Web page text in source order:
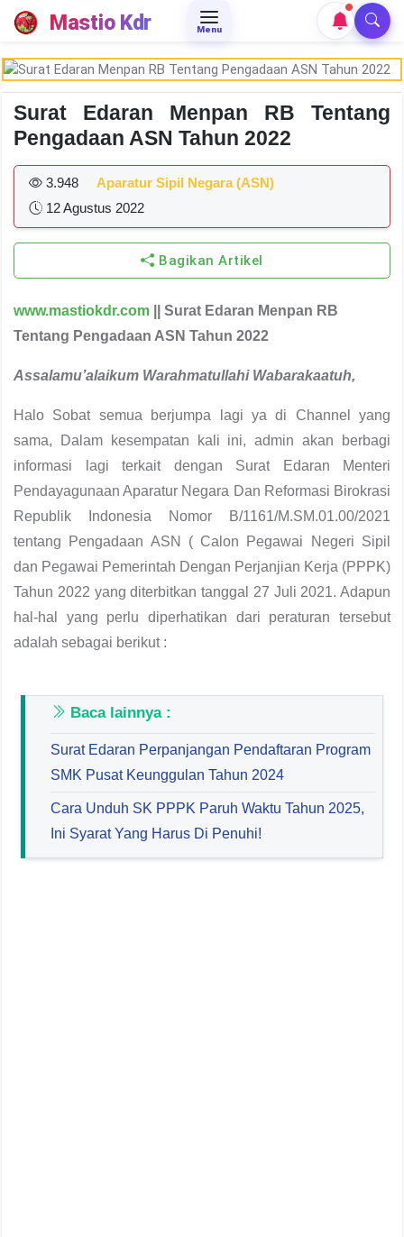
Mastio Kdr Menu
Surat Edaran Menpan RB Tentang
Pengadaan ASN Tahun 2022
3.948
Aparatur Sipil Negara (ASN)
12 Agustus 2022
Bagikan Artikel
www.mastiokdr.com || Surat Edaran Menpan RB
Tentang Pengadaan ASN Tahun 2022
Assalamu’alaikum Warahmatullahi Wabarakaatuh,
Halo Sobat semua berjumpa lagi ya di Channel yang
sama, Dalam kesempatan kali ini, admin akan berbagi
informasi lagi terkait dengan Surat Edaran Menteri
Pendayagunaan Aparatur Negara Dan Reformasi Birokrasi
Republik Indonesia Nomor B/1161/M.SM.01.00/2021
tentang Pengadaan ASN ( Calon Pegawai Negeri Sipil
dan Pegawai Pemerintah Dengan Perjanjian Kerja (PPPK)
Tahun 2022 yang diterbitkan tanggal 27 Juli 2021. Adapun
hal-hal yang perlu diperhatikan dari peraturan tersebut
adalah sebagai berikut :
Baca lainnya :
Surat Edaran Perpanjangan Pendaftaran Program
SMK Pusat Keunggulan Tahun 2024
Cara Unduh SK PPPK Paruh Waktu Tahun 2025,
Ini Syarat Yang Harus Di Penuhi!